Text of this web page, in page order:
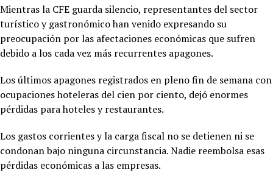
Mientras la CFE guarda silencio, representantes del sector
turístico y gastronómico han venido expresando su
preocupación por las afectaciones económicas que sufren
debido a los cada vez más recurrentes apagones.
Los últimos apagones registrados en pleno fin de semana con
ocupaciones hoteleras del cien por ciento, dejó enormes
pérdidas para hoteles y restaurantes.
Los gastos corrientes y la carga fiscal no se detienen ni se
condonan bajo ninguna circunstancia. Nadie reembolsa esas
pérdidas económicas a las empresas.